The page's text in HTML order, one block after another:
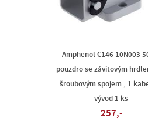
Amphenol C146 10N003
pouzdro se závitovým
šroubovým spojem , 1
vývod 1 ks
257,-